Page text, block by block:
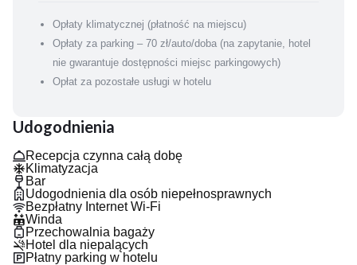
Opłaty klimatycznej (płatność na miejscu)
Opłaty za parking – 70 zł/auto/doba (na zapytanie, hotel
nie gwarantuje dostępności miejsc parkingowych)
Opłat za pozostałe usługi w hotelu
Udogodnienia
Recepcja czynna całą dobę
Klimatyzacja
Bar
Udogodnienia dla osób niepełnosprawnych
Bezpłatny Internet Wi-Fi
Winda
Przechowalnia bagaży
Hotel dla niepalących
Płatny parking w hotelu